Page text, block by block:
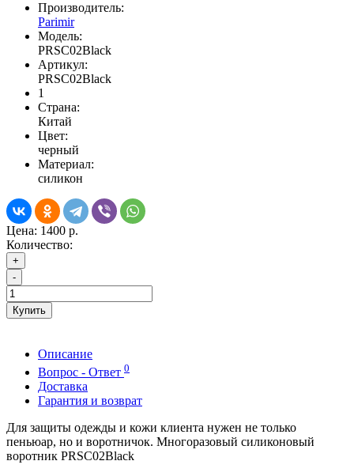
Производитель:
Parimir
Модель:
PRSC02Black
Артикул:
PRSC02Black
1
Страна:
Китай
Цвет:
черный
Материал:
силикон
Цена: 1400 р.
Количество:
+
-
Купить
Описание
Вопрос - Ответ 0
Доставка
Гарантия и возврат
Для защиты одежды и кожи клиента нужен не только
пеньюар, но и воротничок. Многоразовый силиконовый
воротник PRSC02Black